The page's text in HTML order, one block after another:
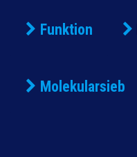
Funktion
Molekularsieb